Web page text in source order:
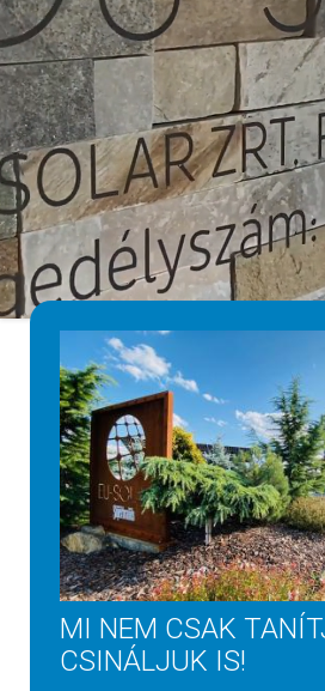
MI NEM CSAK
CSINÁLJUK IS!